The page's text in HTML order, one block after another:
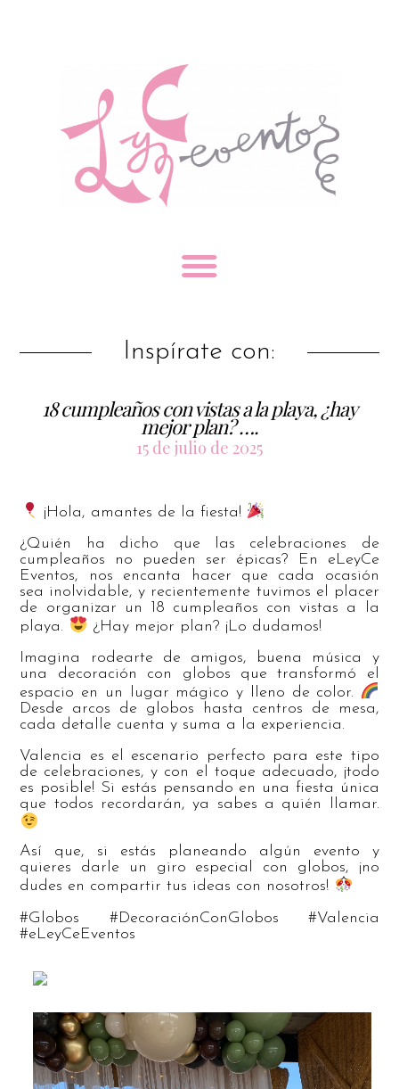
Inspírate con:
18 cumpleaños con vistas a la playa, ¿hay
mejor plan? ….
15 de julio de 2025
¡Hola, amantes de la fiesta!
¿Quién ha dicho que las celebraciones de
cumpleaños no pueden ser épicas? En eLeyCe
Eventos, nos encanta hacer que cada ocasión
sea inolvidable, y recientemente tuvimos el placer
de organizar un 18 cumpleaños con vistas a la
playa.
¿Hay mejor plan? ¡Lo dudamos!
Imagina rodearte de amigos, buena música y
una decoración con globos que transformó el
espacio en un lugar mágico y lleno de color.
Desde arcos de globos hasta centros de mesa,
cada detalle cuenta y suma a la experiencia.
Valencia es el escenario perfecto para este tipo
de celebraciones, y con el toque adecuado, ¡todo
es posible! Si estás pensando en una fiesta única
que todos recordarán, ya sabes a quién llamar.
Así que, si estás planeando algún evento y
quieres darle un giro especial con globos, ¡no
dudes en compartir tus ideas con nosotros!
#Globos #DecoraciónConGlobos #Valencia
#eLeyCeEventos